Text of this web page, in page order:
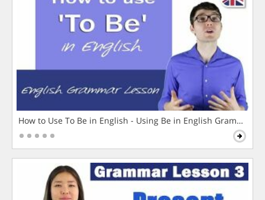
How to Use To Be in English - Using Be in English Grammar